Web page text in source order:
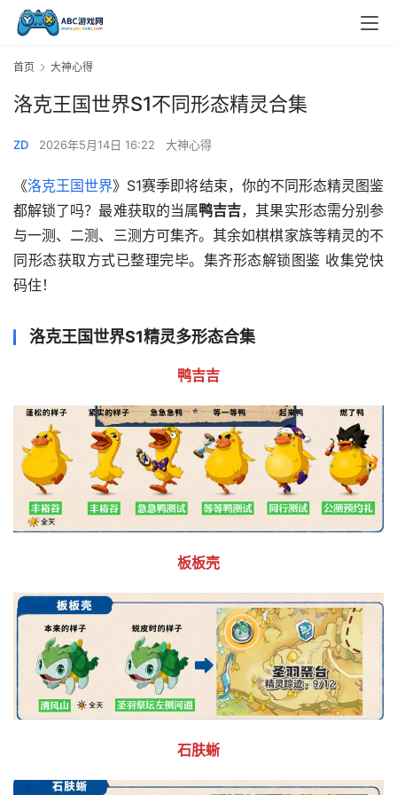
首页 大神心得
洛克王国世界S1不同形态精灵合集
ZD 2026年5月14日 16:22 大神心得
《洛克王国世界》S1赛季即将结束，你的不同形态精灵图鉴
都解锁了吗？最难获取的当属鸭吉吉，其果实形态需分别参
与一测、二测、三测方可集齐。其余如棋棋家族等精灵的不
同形态获取方式已整理完毕。集齐形态解锁图鉴 收集党快
码住！
洛克王国世界S1精灵多形态合集
鸭吉吉
板板壳
石肤蜥